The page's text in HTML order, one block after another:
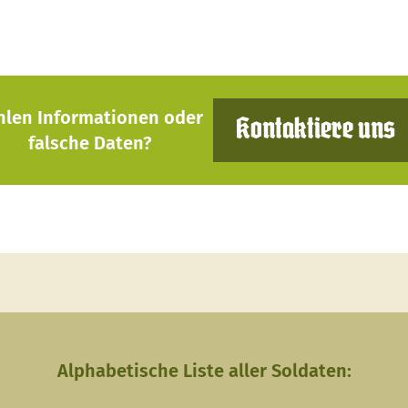
Informationen oder
falsche Daten?
Kontaktiere uns
Alphabetische Liste aller Soldaten: